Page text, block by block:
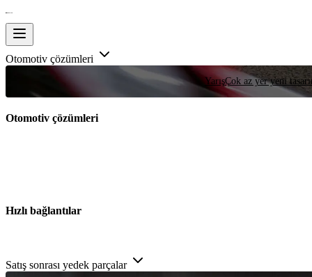
Otomotiv çözümleri
YarışÇok az yer yeni
Otomotiv çözümleri
Hızlı bağlantılar
Satış sonrası yedek parçalar